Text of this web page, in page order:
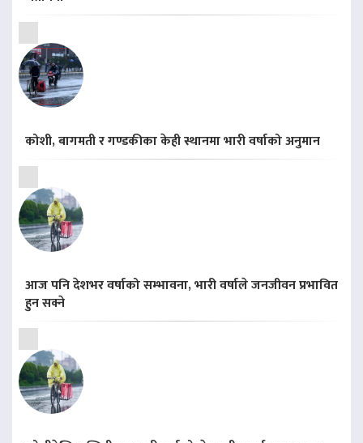
कोशी, बागमती र गण्डकीका केही स्थानमा भारी वर्षाको अनुमान
आज पनि देशभर वर्षाको सम्भावना, भारी वर्षाले जनजीवन प्रभावित
हुन सक्ने